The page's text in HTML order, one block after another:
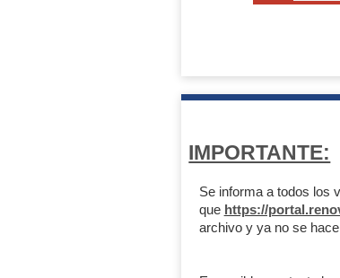
IMPORTANTE:
Se informa a todos los
que https://
archivo y ya no se